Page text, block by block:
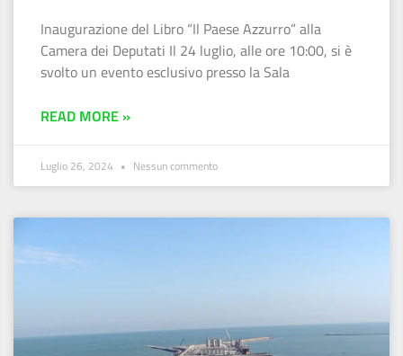
Inaugurazione del Libro “Il Paese Azzurro” alla
Camera dei Deputati Il 24 luglio, alle ore 10:00, si è
svolto un evento esclusivo presso la Sala
READ MORE »
Luglio 26, 2024 Nessun commento